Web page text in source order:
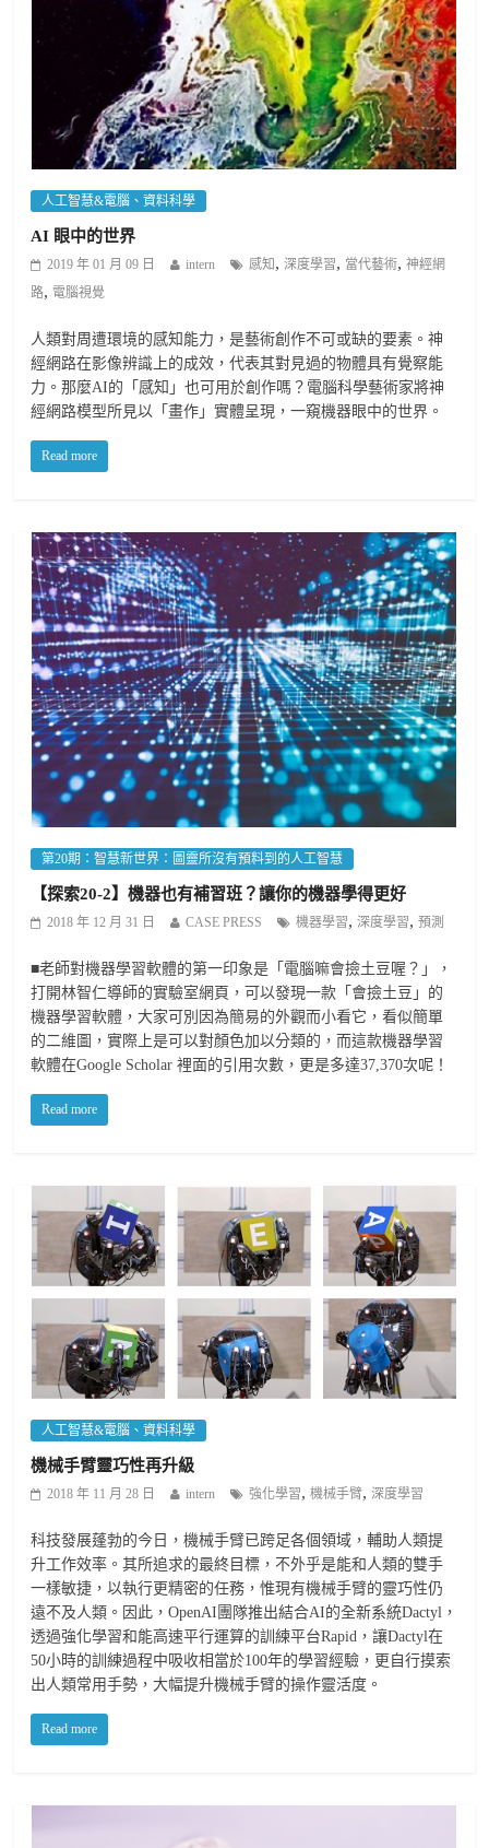
人工智慧&電腦、資料科學
AI 眼中的世界
2019 年 01 月 09 日 intern 感知 ,深度學習, 當代藝術,神經網
路, 電腦視覺
人類對周遭環境的感知能力，是藝術創作不可或缺的要素。神
經網路在影像辨識上的成效，代表其對見過的物體具有覺察能
力。那麼AI的「感知」也可用於創作嗎？電腦科學藝術家將神
經網路模型所見以「畫作」實體呈現，一窺機器眼中的世界。
Read more
第20期：智慧新世界：圖靈所沒有預料到的人工智慧
【探索20-2】機器也有補習班？讓你的機器學得更好
2018 年 12 月 31 日 CASE PRESS 機器學習,深度學習,預測
■老師對機器學習軟體的第一印象是「電腦嘛會撿土豆喔？」，
打開林智仁導師的實驗室網頁，可以發現一款「會撿土豆」的
機器學習軟體，大家可別因為簡易的外觀而小看它，看似簡單
的二維圖，實際上是可以對顏色加以分類的，而這款機器學習
軟體在Google Scholar 裡面的引用次數，更是多達37,370次呢！
Read more
人工智慧&電腦、資料科學
機械手臂靈巧性再升級
2018 年 11 月 28 日 intern 強化學習,機械手臂,深度學習
科技發展蓬勃的今日，機械手臂已跨足各個領域，輔助人類提
升工作效率。其所追求的最終目標，不外乎是能和人類的雙手
一樣敏捷，以執行更精密的任務，惟現有機械手臂的靈巧性仍
遠不及人類。因此，OpenAI團隊推出結合AI的全新系統Dactyl，
透過強化學習和能高速平行運算的訓練平台Rapid，讓Dactyl在
50小時的訓練過程中吸收相當於100年的學習經驗，更自行摸索
出人類常用手勢，大幅提升機械手臂的操作靈活度。
Read more